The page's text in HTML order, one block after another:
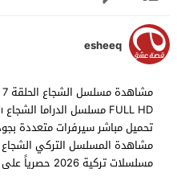
esheeq
مسلسلات تركية 2026 حصرياً على موقع